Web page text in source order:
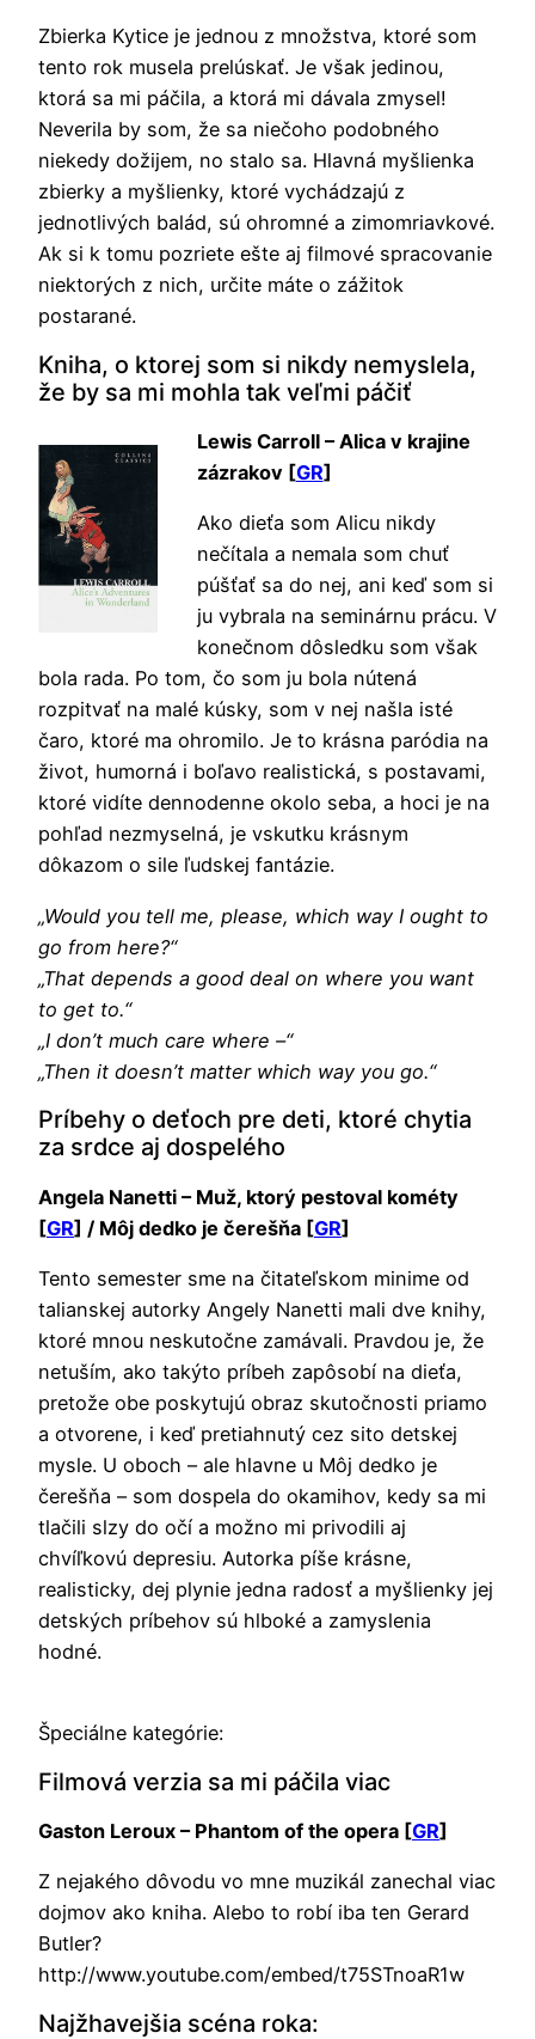
Zbierka Kytice je jednou z množstva, ktoré som
tento rok musela prelúskať. Je však jedinou,
ktorá sa mi páčila, a ktorá mi dávala zmysel!
Neverila by som, že sa niečoho podobného
niekedy dožijem, no stalo sa. Hlavná myšlienka
zbierky a myšlienky, ktoré vychádzajú z
jednotlivých balád, sú ohromné a zimomriavkové.
Ak si k tomu pozriete ešte aj filmové spracovanie
niektorých z nich, určite máte o zážitok
postarané.
Kniha, o ktorej som si nikdy nemyslela,
že by sa mi mohla tak veľmi páčiť
Lewis Carroll – Alica v krajine
zázrakov [GR]
Ako dieťa som Alicu nikdy
nečítala a nemala som chuť
púšťať sa do nej, ani keď som si
ju vybrala na seminárnu prácu. V
konečnom dôsledku som však
bola rada. Po tom, čo som ju bola nútená
rozpitvať na malé kúsky, som v nej našla isté
čaro, ktoré ma ohromilo. Je to krásna paródia na
život, humorná i boľavo realistická, s postavami,
ktoré vidíte dennodenne okolo seba, a hoci je na
pohľad nezmyselná, je vskutku krásnym
dôkazom o sile ľudskej fantázie.
„Would you tell me, please, which way I ought to
go from here?“
„That depends a good deal on where you want
to get to.“
„I don’t much care where –“
„Then it doesn’t matter which way you go.“
Príbehy o deťoch pre deti, ktoré chytia
za srdce aj dospelého
Angela Nanetti – Muž, ktorý pestoval kométy
[GR] / Môj dedko je čerešňa [GR]
Tento semester sme na čitateľskom minime od
talianskej autorky Angely Nanetti mali dve knihy,
ktoré mnou neskutočne zamávali. Pravdou je, že
netuším, ako takýto príbeh zapôsobí na dieťa,
pretože obe poskytujú obraz skutočnosti priamo
a otvorene, i keď pretiahnutý cez sito detskej
mysle. U oboch – ale hlavne u Môj dedko je
čerešňa – som dospela do okamihov, kedy sa mi
tlačili slzy do očí a možno mi privodili aj
chvíľkovú depresiu. Autorka píše krásne,
realisticky, dej plynie jedna radosť a myšlienky jej
detských príbehov sú hlboké a zamyslenia
hodné.
Špeciálne kategórie:
Filmová verzia sa mi páčila viac
Gaston Leroux – Phantom of the opera [GR]
Z nejakého dôvodu vo mne muzikál zanechal viac
dojmov ako kniha. Alebo to robí iba ten Gerard
Butler?
http://www.youtube.com/embed/t75STnoaR1w
Najžhavejšia scéna roka: